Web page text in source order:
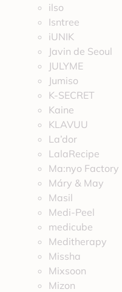
ilso
Isntree
iUNIK
Javin de Seoul
JULYME
Jumiso
K-SECRET
Kaine
KLAVUU
La’dor
LalaRecipe
Ma:nyo Factory
Máry & May
Masil
Medi-Peel
medicube
Meditherapy
Missha
Mixsoon
Mizon